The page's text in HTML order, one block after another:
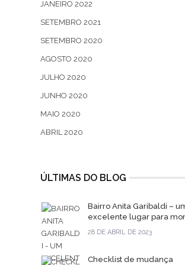
JANEIRO 2022
SETEMBRO 2021
SETEMBRO 2020
AGOSTO 2020
JULHO 2020
JUNHO 2020
MAIO 2020
ABRIL 2020
ÚLTIMAS DO BLOG
Bairro Anita Garibaldi –
excelente lugar para
28 DE ABRIL DE 2023
Checklist de mudança